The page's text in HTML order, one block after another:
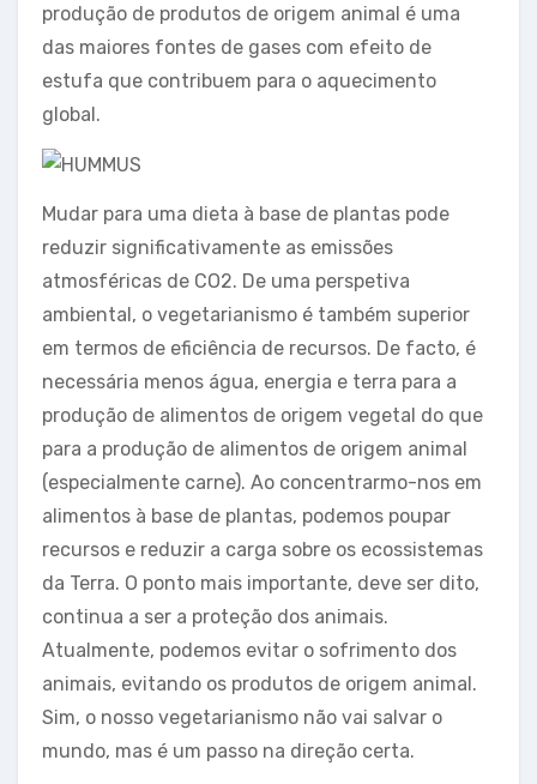
produção de produtos de origem animal é uma
das maiores fontes de gases com efeito de
estufa que contribuem para o aquecimento
global.
Mudar para uma dieta à base de plantas pode
reduzir significativamente as emissões
atmosféricas de CO2. De uma perspetiva
ambiental, o vegetarianismo é também superior
em termos de eficiência de recursos. De facto, é
necessária menos água, energia e terra para a
produção de alimentos de origem vegetal do que
para a produção de alimentos de origem animal
(especialmente carne). Ao concentrarmo-nos em
alimentos à base de plantas, podemos poupar
recursos e reduzir a carga sobre os ecossistemas
da Terra. O ponto mais importante, deve ser dito,
continua a ser a proteção dos animais.
Atualmente, podemos evitar o sofrimento dos
animais, evitando os produtos de origem animal.
Sim, o nosso vegetarianismo não vai salvar o
mundo, mas é um passo na direção certa.